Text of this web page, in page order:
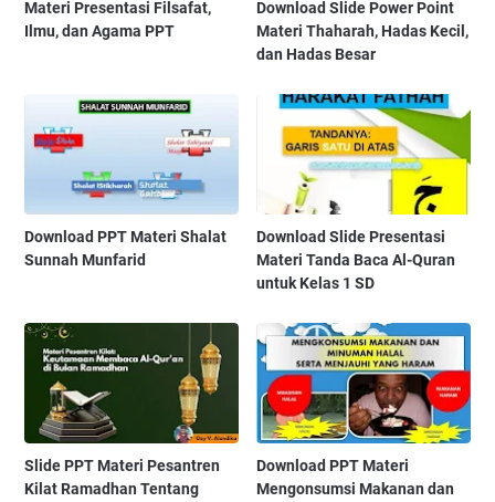
Materi Presentasi Filsafat,
Ilmu, dan Agama PPT
Download Slide Power Point
Materi Thaharah, Hadas Kecil,
dan Hadas Besar
Download PPT Materi Shalat
Sunnah Munfarid
Download Slide Presentasi
Materi Tanda Baca Al-Quran
untuk Kelas 1 SD
Slide PPT Materi Pesantren
Kilat Ramadhan Tentang
Download PPT Materi
Mengonsumsi Makanan dan